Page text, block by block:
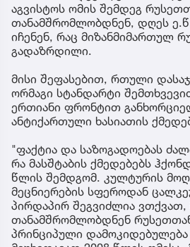
აგვისტოს ომის შემდეგ
თანამშრომლობდნენ, დღეს
იჩენენ, რაც მიზანმიმართულ
გადაზრდილი.
მისი შეფასებით, რთული
ორმაგი სტანდარტი
ერთიანი ფრონტით
ანტიქართული ხასიათის
"ფაქტია და საზოგადოებას
რა მასშტაბის ქმედებებს
წლის შემდგომ. კულტურის
მეცნიერების სფეროდან
პირდაპირ შეგვიძლია ვთქვათ,
თანამშრომლობდნენ
პრინციპული